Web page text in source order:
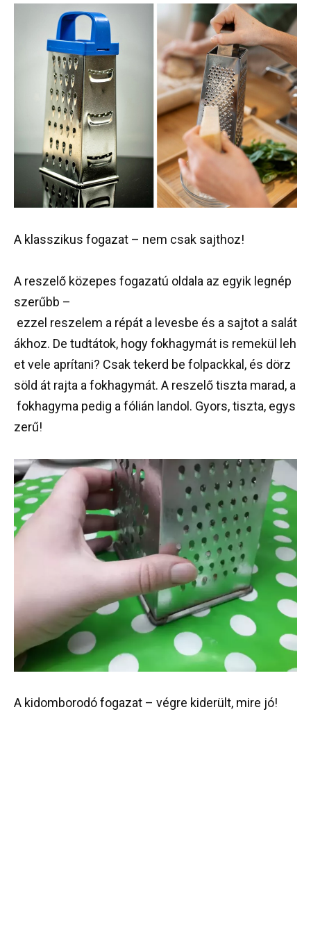
A klasszikus fogazat – nem csak sajthoz!
A reszelő közepes fogazatú oldala az egyik legnép
szerűbb –
ezzel reszelem a répát a levesbe és a sajtot a salát
ákhoz. De tudtátok, hogyfokhagymát is remekül
leh
etvele aprítani? Csaktekerd be folpackkal , és dörz
söld át rajta afokhagymát. A reszelőtiszta marad, a
fokhagyma pedig afólián landol . Gyors,tiszta, egys
zerű!
A kidomborodófogazat – végre kiderült, mire jó!